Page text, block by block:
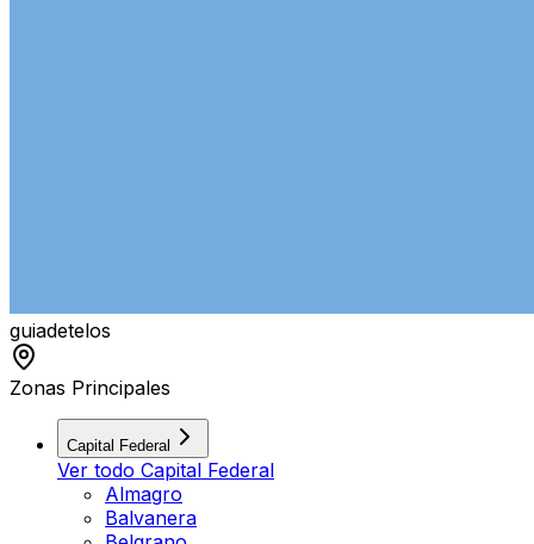
guiadetelos
Zonas Principales
Capital Federal
Ver todo Capital Federal
Almagro
Balvanera